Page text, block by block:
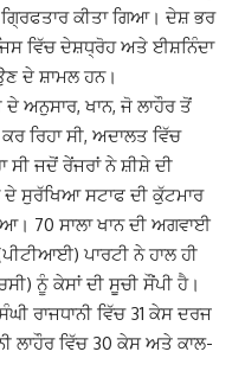
ਕੀਤਾ ਗਿਆ। ਦੇਸ਼ ਭਰ
ਜਿਸ ਵਿੱਚ ਦੇਸ਼ਧ੍ਰੋਹ ਅਤੇ ਈਸ਼ਨਿੰਦਾ
ਦੇ ਸ਼ਾਮਲ ਹਨ।
ਦੇ ਅਨੁਸਾਰ, ਖਾਨ, ਜੋ ਲਾਹੌਰ ਤੋਂ
ਰਿਹਾ ਸੀ, ਅਦਾਲਤ ਵਿੱਚ
ਜਦੋਂ ਰੇਂਜਰਾਂ ਨੇ ਸ਼ੀਸ਼ੇ ਦੀ
ਦੇ ਸੁਰੱਖਿਆ ਸਟਾਫ ਦੀ ਕੁੱਟਮਾਰ
70 ਸਾਲਾ ਖਾਨ ਦੀ ਅਗਵਾਈ
ਪਾਰਟੀ ਨੇ ਹਾਲ ਹੀ
ਨੂੰ ਕੇਸਾਂ ਦੀ ਸੂਚੀ ਸੌਂਪੀ ਹੈ।
ਰਾਜਧਾਨੀ ਵਿੱਚ 31 ਕੇਸ ਦਰਜ
ਲਾਹੌਰ ਵਿੱਚ 30 ਕੇਸ ਅਤੇ ਕਾਲ-